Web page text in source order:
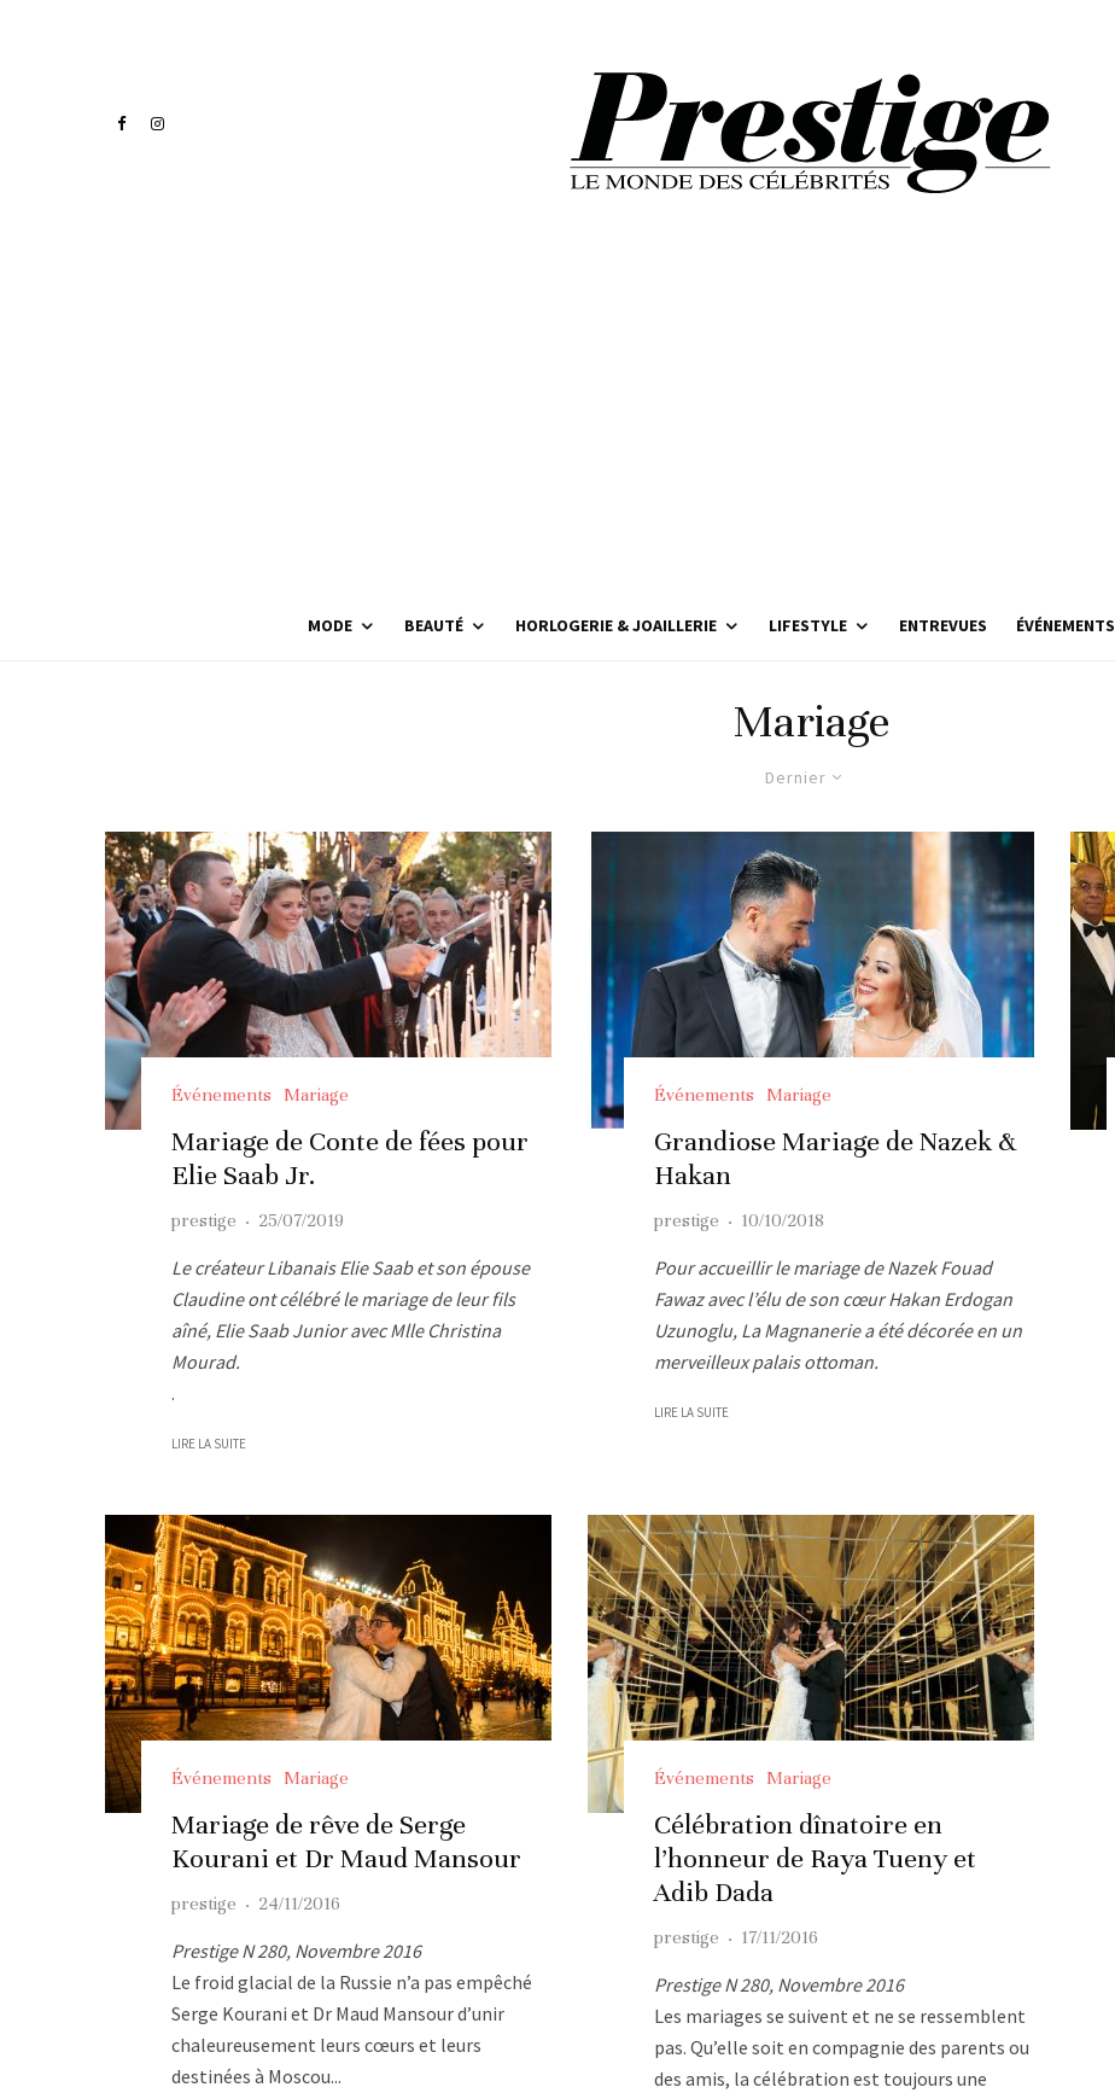
MODE BEAUTÉ HORLOGERIE & JOAILLERIE LIFESTYLE ENTREVUES ÉVÉNEMENTS
Mariage
Dernier
Événements Mariage
Mariage de Conte de fées pour
Elie Saab Jr.
prestige · 25/07/2019
Le créateur Libanais Elie Saab et son épouse
Claudine ont célébré le mariage de leur fils
aîné, Elie Saab Junior avec Mlle Christina
Mourad.
.
LIRE LA SUITE
Événements Mariage
Grandiose Mariage de Nazek &
Hakan
prestige · 10/10/2018
Pour accueillir le mariage de Nazek Fouad
Fawaz avec l’élu de son cœur Hakan Erdogan
Uzunoglu, La Magnanerie a été décorée en un
merveilleux palais ottoman.
LIRE LA SUITE
Événements Mariage
Mariage de rêve de Serge
Kourani et Dr Maud Mansour
prestige · 24/11/2016
Prestige N 280, Novembre 2016
Le froid glacial de la Russie n’a pas empêché
Serge Kourani et Dr Maud Mansour d’unir
chaleureusement leurs cœurs et leurs
destinées à Moscou...
Événements Mariage
Célébration dînatoire en
l’honneur de Raya Tueny et
Adib Dada
prestige · 17/11/2016
Prestige N 280, Novembre 2016
Les mariages se suivent et ne se ressemblent
pas. Qu’elle soit en compagnie des parents ou
des amis, la célébration est toujours une